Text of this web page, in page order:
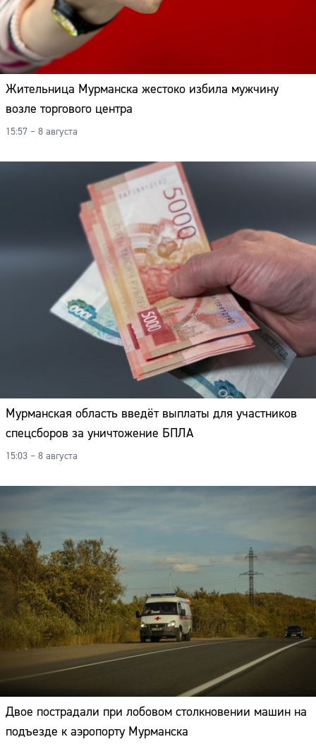
Жительница Мурманска жестоко избила мужчину
возле торгового центра
15:57 – 8 августа
Мурманская область введёт выплаты для участников
спецсборов за уничтожение БПЛА
15:03 – 8 августа
Двое пострадали при лобовом столкновении машин на
подъезде к аэропорту Мурманска